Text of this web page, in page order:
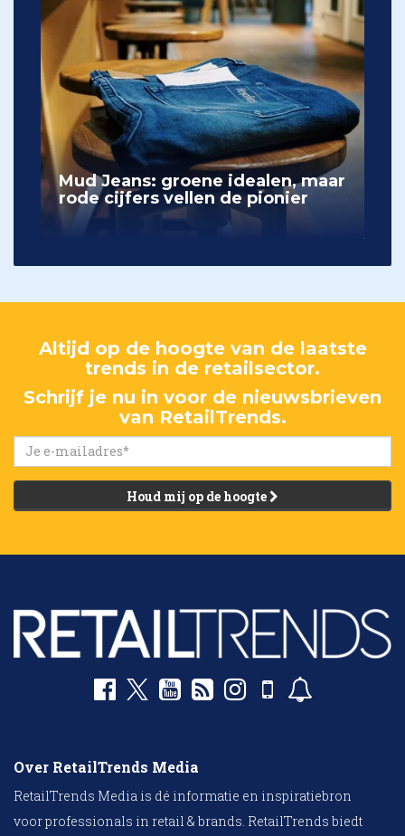
Mud Jeans: groene idealen, maar
rode cijfers vellen de pionier
Altijd op de hoogte van de laatste
trends in de retailsector.
Schrijf je nu in voor de nieuwsbrieven
van RetailTrends.
Houd mij op de hoogte
Over RetailTrends Media
RetailTrends Media is dé informatie en inspiratiebron
voor professionals in retail & brands. RetailTrends biedt